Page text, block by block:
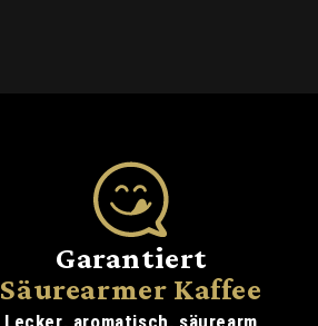
Garantiert
Säurearmer Kaffee
Lecker, aromatisch, säurearm